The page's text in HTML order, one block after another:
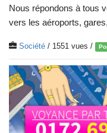
Nous répondons à tous
vers les aéroports,
Société / 1551 vues /